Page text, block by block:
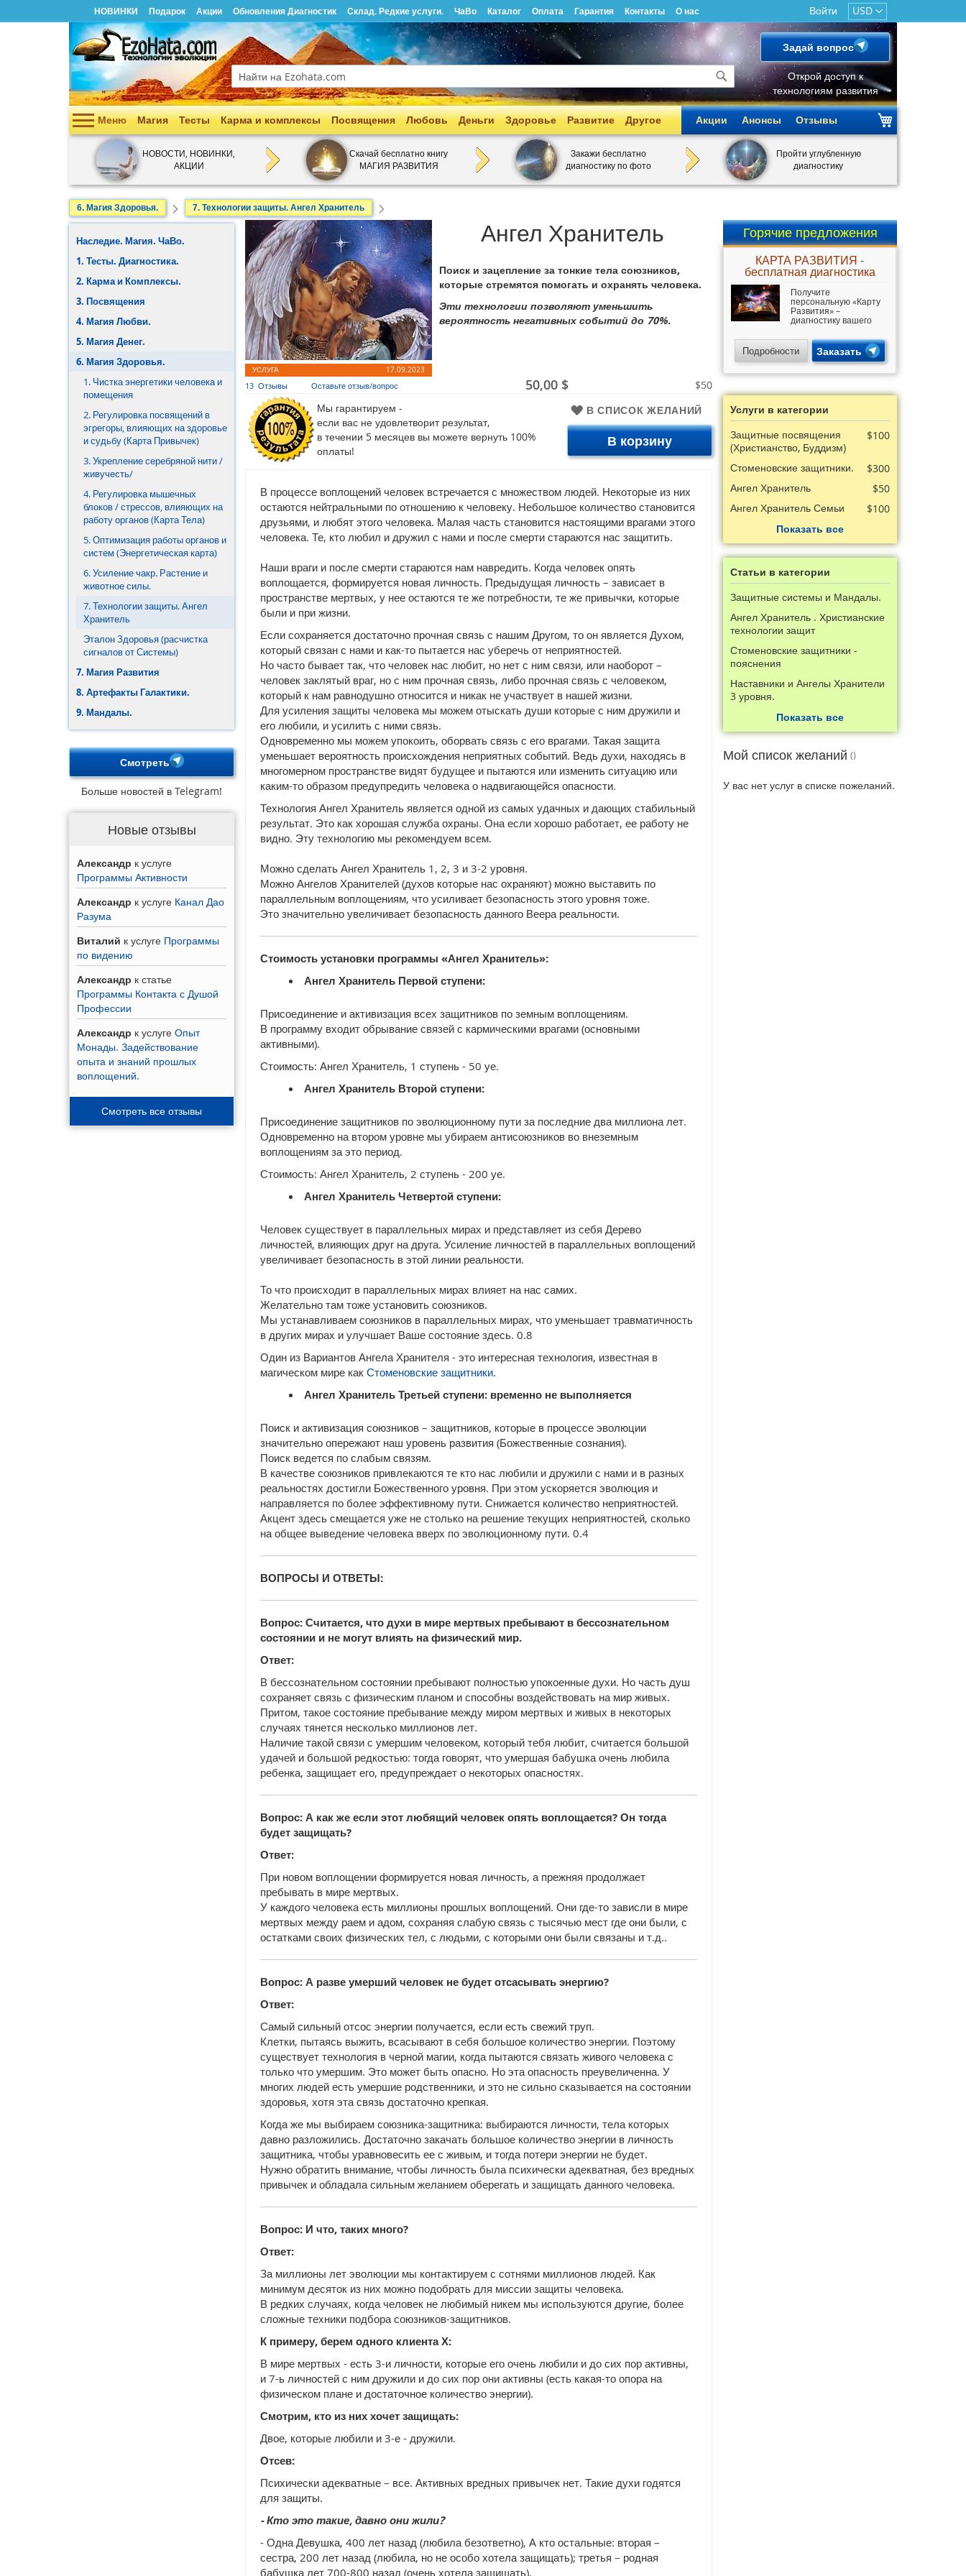
USD
Войти
НОВИНКИ Подарок Акции Обновления Диагностик Склад. Редкие услуги. ЧаВо Каталог Оплата Гарантия Контакты О нас
Поиск
Поиск
Задай вопрос
Открой доступ к
технологиям развития
Меню
Наследие. Магия. ЧаВо.
1. Тесты. Диагностика.
2. Карма и Комплексы.
3. Посвящения
4. Магия Любви.
5. Магия Денег.
7. Магия Развития
8. Артефакты Галактики.
9. Мандалы.
Магия Тесты Карма и комплексы Посвящения Любовь Деньги Здоровье Развитие Другое Акции Анонсы Отзывы
НОВОСТИ, НОВИНКИ,
АКЦИИ
Скачай бесплатно книгу
МАГИЯ РАЗВИТИЯ
Закажи бесплатно
диагностику по фото
Пройти углубленную
диагностику
6. Магия Здоровья. 7. Технологии защиты. Ангел Хранитель
УСЛУГА 17.09.2023
Ангел Хранитель
Поиск и зацепление за тонкие тела союзников,
которые стремятся помогать и охранять человека.
Эти технологии позволяют уменьшить
вероятность негативных событий до 70%.
13 Отзывы Оставьте отзыв/вопрос 50,00 $
$50
Мы гарантируем -
если вас не удовлетворит результат,
в течении 5 месяцев вы можете вернуть 100%
оплаты!
В СПИСОК ЖЕЛАНИЙ
В корзину
В процессе воплощений человек встречается с множеством людей. Некоторые из них
остаются нейтральными по отношению к человеку. Небольшое количество становится
друзьями, и любят этого человека. Малая часть становится настоящими врагами этого
человека. Те, кто любил и дружил с нами и после смерти стараются нас защитить.
Наши враги и после смерти стараются нам навредить. Когда человек опять
воплощается, формируется новая личность. Предыдущая личность – зависает в
пространстве мертвых, у нее остаются те же потребности, те же привычки, которые
были и при жизни.
Если сохраняется достаточно прочная связь с нашим Другом, то он является Духом,
который связан с нами и как-то пытается нас уберечь от неприятностей.
Но часто бывает так, что человек нас любит, но нет с ним связи, или наоборот –
человек заклятый враг, но с ним прочная связь, либо прочная связь с человеком,
который к нам равнодушно относится и никак не участвует в нашей жизни.
Для усиления защиты человека мы можем отыскать души которые с ним дружили и
его любили, и усилить с ними связь.
Одновременно мы можем упокоить, оборвать связь с его врагами. Такая защита
уменьшает вероятность происхождения неприятных событий. Ведь духи, находясь в
многомерном пространстве видят будущее и пытаются или изменить ситуацию или
каким-то образом предупредить человека о надвигающейся опасности.
Технология Ангел Хранитель является одной из самых удачных и дающих стабильный
результат. Это как хорошая служба охраны. Она если хорошо работает, ее работу не
видно. Эту технологию мы рекомендуем всем.
Можно сделать Ангел Хранитель 1, 2, 3 и 3-2 уровня.
Можно Ангелов Хранителей (духов которые нас охраняют) можно выставить по
параллельным воплощениям, что усиливает безопасность этого уровня тоже.
Это значительно увеличивает безопасность данного Веера реальности.
Стоимость установки программы «Ангел Хранитель»:
Ангел Хранитель Первой ступени:
Присоединение и активизация всех защитников по земным воплощениям.
В программу входит обрывание связей с кармическими врагами (основными
активными).
Стоимость: Ангел Хранитель, 1 ступень - 50 уе.
Ангел Хранитель Второй ступени:
Присоединение защитников по эволюционному пути за последние два миллиона лет.
Одновременно на втором уровне мы убираем антисоюзников во внеземным
воплощениям за это период.
Стоимость: Ангел Хранитель, 2 ступень - 200 уе.
Ангел Хранитель Четвертой ступени:
Человек существует в параллельных мирах и представляет из себя Дерево
личностей, влияющих друг на друга. Усиление личностей в параллельных воплощений
увеличивает безопасность в этой линии реальности.
То что происходит в параллельных мирах влияет на нас самих.
Желательно там тоже установить союзников.
Мы устанавливаем союзников в параллельных мирах, что уменьшает травматичность
в других мирах и улучшает Ваше состояние здесь. 0.8
Один из Вариантов Ангела Хранителя - это интересная технология, известная в
магическом мире какСтоменовские защитники.
Ангел Хранитель Третьей ступени: временно не выполняется
Поиск и активизация союзников – защитников, которые в процессе эволюции
значительно опережают наш уровень развития (Божественные сознания).
Поиск ведется по слабым связям.
В качестве союзников привлекаются те кто нас любили и дружили с нами и в разных
реальностях достигли Божественного уровня. При этом ускоряется эволюция и
направляется по более эффективному пути. Снижается количество неприятностей.
Акцент здесь смещается уже не столько на решение текущих неприятностей, сколько
на общее выведение человека вверх по эволюционному пути. 0.4
ВОПРОСЫ И ОТВЕТЫ:
Вопрос: Считается, что духи в мире мертвых пребывают в бессознательном
состоянии и не могут влиять на физический мир.
Ответ:
В бессознательном состоянии пребывают полностью упокоенные духи. Но часть душ
сохраняет связь с физическим планом и способны воздействовать на мир живых.
Притом, такое состояние пребывание между миром мертвых и живых в некоторых
случаях тянется несколько миллионов лет.
Наличие такой связи с умершим человеком, который тебя любит, считается большой
удачей и большой редкостью: тогда говорят, что умершая бабушка очень любила
ребенка, защищает его, предупреждает о некоторых опасностях.
Вопрос: А как же если этот любящий человек опять воплощается? Он тогда
будет защищать?
Ответ:
При новом воплощении формируется новая личность, а прежняя продолжает
пребывать в мире мертвых.
У каждого человека есть миллионы прошлых воплощений. Они где-то зависли в мире
мертвых между раем и адом, сохраняя слабую связь с тысячью мест где они были, с
остатками своих физических тел, с людьми, с которыми они были связаны и т.д..
Вопрос: А разве умерший человек не будет отсасывать энергию?
Ответ:
Самый сильный отсос энергии получается, если есть свежий труп.
Клетки, пытаясь выжить, всасывают в себя большое количество энергии. Поэтому
существует технология в черной магии, когда пытаются связать живого человека с
только что умершим. Это может быть опасно. Но эта опасность преувеличенна. У
многих людей есть умершие родственники, и это не сильно сказывается на состоянии
здоровья, хотя эта связь достаточно крепкая.
Когда же мы выбираем союзника-защитника: выбираются личности, тела которых
давно разложились. Достаточно закачать большое количество энергии в личность
защитника, чтобы уравновесить ее с живым, и тогда потери энергии не будет.
Нужно обратить внимание, чтобы личность была психически адекватная, без вредных
привычек и обладала сильным желанием оберегать и защищать данного человека.
Вопрос: И что, таких много?
Ответ:
За миллионы лет эволюции мы контактируем с сотнями миллионов людей. Как
минимум десяток из них можно подобрать для миссии защиты человека.
В редких случаях, когда человек не любимый никем мы используются другие, более
сложные техники подбора союзников-защитников.
К примеру, берем одного клиента Х:
В мире мертвых - есть 3-и личности, которые его очень любили и до сих пор активны,
и 7-ь личностей с ним дружили и до сих пор они активны (есть какая-то опора на
физическом плане и достаточное количество энергии).
Смотрим, кто из них хочет защищать:
Двое, которые любили и 3-е - дружили.
Отсев:
Психически адекватные – все. Активных вредных привычек нет. Такие духи годятся
для защиты.
- Кто это такие, давно они жили?
- Одна Девушка, 400 лет назад (любила безответно), А кто остальные: вторая –
сестра, 200 лет назад (любила, но не особо хотела защищать); третья – родная
бабушка лет 700-800 назад (очень хотела защищать).
Наследие. Магия. ЧаВо.
1. Тесты. Диагностика.
2. Карма и Комплексы.
3. Посвящения
4. Магия Любви.
5. Магия Денег.
6. Магия Здоровья.
1. Чистка энергетики человека и
помещения
2. Регулировка посвящений в
эгрегоры, влияющих на здоровье
и судьбу (Карта Привычек)
3. Укрепление серебряной нити /
живучесть/
4. Регулировка мышечных
блоков / стрессов, влияющих на
работу органов (Карта Тела)
5. Оптимизация работы органов и
систем (Энергетическая карта)
6. Усиление чакр. Растение и
животное силы.
7. Технологии защиты. Ангел
Хранитель
Эталон Здоровья (расчистка
сигналов от Системы)
7. Магия Развития
8. Артефакты Галактики.
9. Мандалы.
Смотреть
Больше новостей в Telegram!
Новые отзывы
Александр к услуге
Программы Активности
Александр к услуге Канал Дао
Разума
Виталий к услуге Программы
по видению
Александр к статье
Программы Контакта с Душой
Профессии
Александр к услуге Опыт
Монады. Задействование
опыта и знаний прошлых
воплощений.
Смотреть все отзывы
Горячие предложения
КАРТА РАЗВИТИЯ -
бесплатная диагностика
Получите
персональную «Карту
Развития» –
диагностику вашего
потенциала,
энергетики и кармы.
Узнайте свои скрытые
способности и
получите подарки!
Подробности Заказать
Услуги в категории
Защитные посвящения
(Христианство, Буддизм)
$100
Стоменовские защитники.
$300
Ангел Хранитель
$50
Ангел Хранитель Семьи
$100
Показать все
Статьи в категории
Защитные системы и Мандалы.
Ангел Хранитель . Христианские
технологии защит
Стоменовские защитники -
пояснения
Наставники и Ангелы Хранители
3 уровня.
Показать все
Мой список желаний
У вас нет услуг в списке пожеланий.